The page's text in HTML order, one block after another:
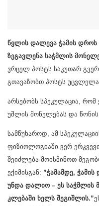
წყლის დალევა ჭამის დროს
ზეგავლენა საჭმლის
ვრცელ პოსტს საკუთარ
გთავაზობთ პოსტს
არსებობს სპეკულაცია,
უშლის მონელებას და წონის
სამწუხაროდ, ამ
ფიზიოლოგიაში ვერ
შეიძლება მოისმინოთ
ექიმისგან: ”ჭამამდე,
უნდა დალიო – ეს საჭმლის
კლებაში ხელს შეგიშლის.”